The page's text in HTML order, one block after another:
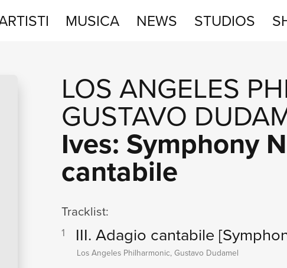
MUSICA NEWS STUDIOS
LOS ANGELES
GUSTAVO
Ives: Symphony
cantabile
Tracklist:
1 III. Adagio cantabile
Los Angeles Philharmonic, Gustavo Dudamel
SHOP